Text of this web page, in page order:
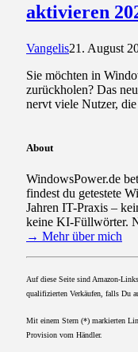
aktivieren
Vangelis21. August
Sie möchten in
zurückholen? Das
nervt viele Nutzer,
About
WindowsPower.de
findest du getestete
Jahren IT-Praxis –
keine KI-Füllwörter.
→ Mehr über mich
Auf diese Seite sind Amazon-
qualifizierten Verkäufen, falls Du
Mit einem Stern (*) markierten
Provision vom Händler.